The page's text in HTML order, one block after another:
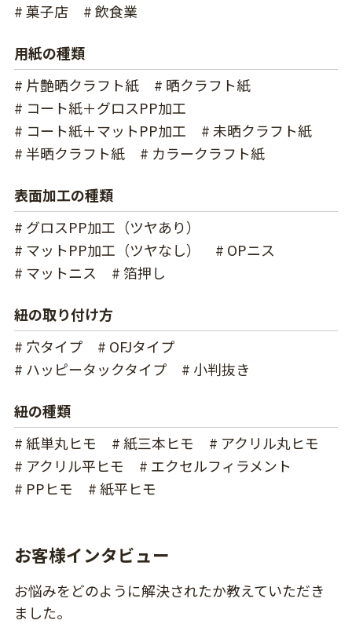
# 菓子店
# 飲食業
用紙の種類
# 片艶晒クラフト紙
# 晒クラフト紙
# コート紙＋グロスPP加工
# コート紙＋マットPP加工
# 未晒クラフト紙
# 半晒クラフト紙
# カラークラフト紙
表面加工の種類
# グロスPP加工（ツヤあり）
# マットPP加工（ツヤなし）
# OPニス
# マットニス
# 箔押し
紐の取り付け方
# 穴タイプ
# OFJタイプ
# ハッピータックタイプ
# 小判抜き
紐の種類
# 紙単丸ヒモ
# 紙三本ヒモ
# アクリル丸ヒモ
# アクリル平ヒモ
# エクセルフィラメント
# PPヒモ
# 紙平ヒモ
お客様インタビュー
お悩みをどのように解決されたか教えていただき
ました。